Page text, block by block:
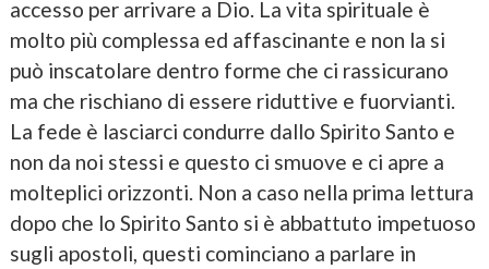
accesso per arrivare a Dio. La vita spirituale è
molto più complessa ed affascinante e non la si
può inscatolare dentro forme che ci rassicurano
ma che rischiano di essere riduttive e fuorvianti.
La fede è lasciarci condurre dallo Spirito Santo e
non da noi stessi e questo ci smuove e ci apre a
molteplici orizzonti. Non a caso nella prima lettura
dopo che lo Spirito Santo si è abbattuto impetuoso
sugli apostoli, questi cominciano a parlare in